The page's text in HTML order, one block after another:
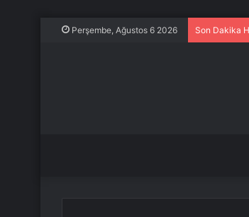
Perşembe, Ağustos 6 2026 Son Dakika